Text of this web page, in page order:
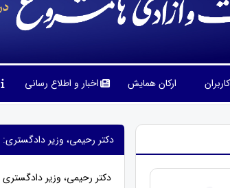
ارکان همایش اخبار و اطلاع رسانی
دکتر رحیمی، وزیر
دکتر رحیمی، وزیر